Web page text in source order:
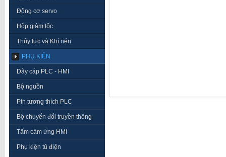
Động cơ servo
Hộp giảm tốc
Thủy lực và Khí nén
PHỤ KIỆN
Dây cáp PLC - HMI
Bộ nguồn
Pin tương thích PLC
Bộ chuyển đổi truyền thông
Tấm cảm ứng HMI
Phụ kiện tủ điện